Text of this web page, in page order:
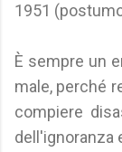
1951
È sempre un
male, perché
compiere
dell'ignoranza